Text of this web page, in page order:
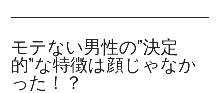
モテない男性の”決定
的”な特徴は顔じゃなか
った！？